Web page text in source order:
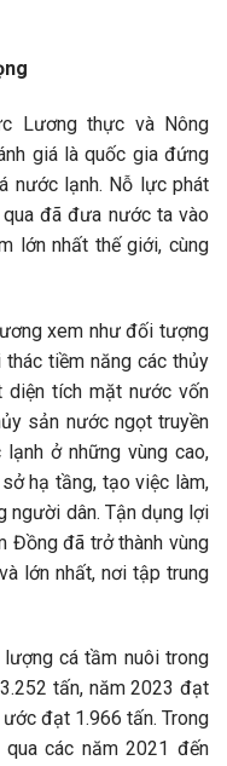
Lương thực và Nông
giá là quốc gia đứng
nước lạnh. Nỗ lực phát
đã đưa nước ta vào
lớn nhất thế giới, cùng
xem như đối tượng
tiềm năng các thủy
tích mặt nước vốn
sản nước ngọt truyền
ở những vùng cao,
hạ tầng, tạo việc làm,
người dân. Tận dụng lợi
Đồng đã trở thành vùng
lớn nhất, nơi tập trung
cá tầm nuôi trong
tấn, năm 2023 đạt
đạt 1.966 tấn. Trong
các năm 2021 đến